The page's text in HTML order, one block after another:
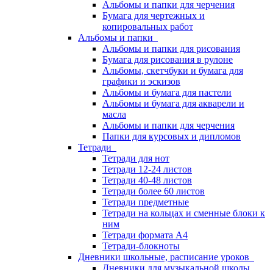
Альбомы и папки для черчения
Бумага для чертежных и
копировальных работ
Альбомы и папки
Альбомы и папки для рисования
Бумага для рисования в рулоне
Альбомы, скетчбуки и бумага для
графики и эскизов
Альбомы и бумага для пастели
Альбомы и бумага для акварели и
масла
Альбомы и папки для черчения
Папки для курсовых и дипломов
Тетради
Тетради для нот
Тетради 12-24 листов
Тетради 40-48 листов
Тетради более 60 листов
Тетради предметные
Тетради на кольцах и сменные блоки к
ним
Тетради формата А4
Тетради-блокноты
Дневники школьные, расписание уроков
Дневники для музыкальной школы